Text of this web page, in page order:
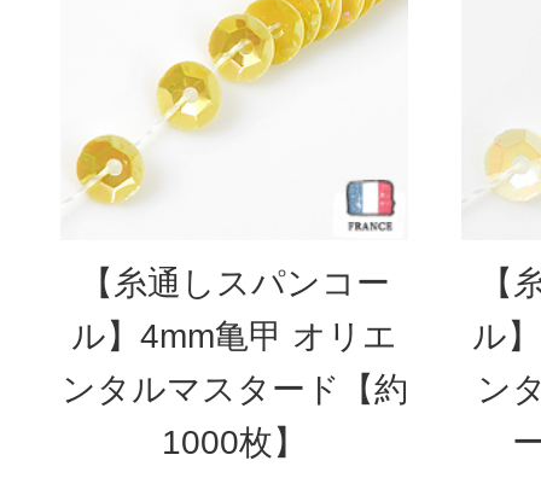
【糸通しスパンコー
ル】4mm亀甲 オリエ
ンタルマスタード【約
1000枚】
【
ル
ン